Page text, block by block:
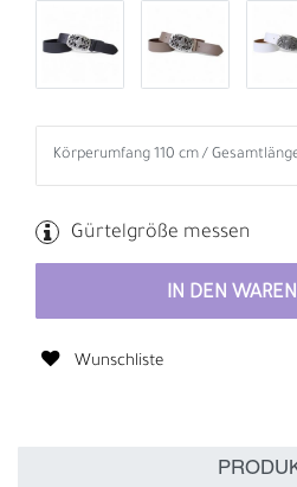
Gürtelgröße messen
IN DEN
Wunschliste